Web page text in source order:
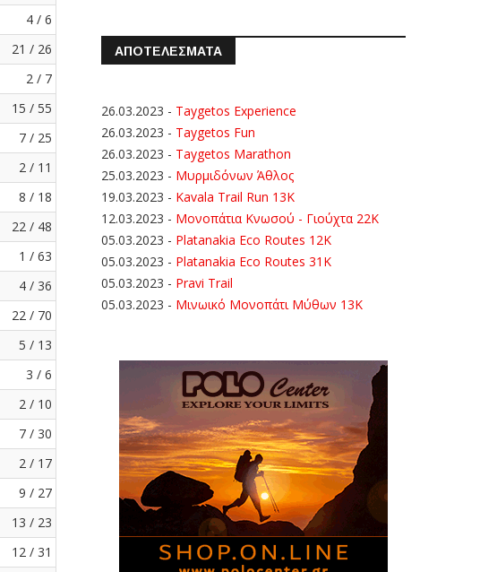
4 / 6
21 / 26
2 / 7
15 / 55
7 / 25
2 / 11
8 / 18
22 / 48
1 / 63
4 / 36
22 / 70
5 / 13
3 / 6
2 / 10
7 / 30
2 / 17
9 / 27
13 / 23
12 / 31
ΑΠΟΤΕΛΕΣΜΑΤΑ
26.03.2023 - Taygetos Experience
26.03.2023 - Taygetos Fun
26.03.2023 - Taygetos Marathon
25.03.2023 - Μυρμιδόνων Άθλος
19.03.2023 - Kavala Trail Run 13K
12.03.2023 - Μονοπάτια Κνωσού - Γιούχτα 22Κ
05.03.2023 - Platanakia Eco Routes 12K
05.03.2023 - Platanakia Eco Routes 31K
05.03.2023 - Pravi Trail
05.03.2023 - Μινωικό Μονοπάτι Μύθων 13Κ